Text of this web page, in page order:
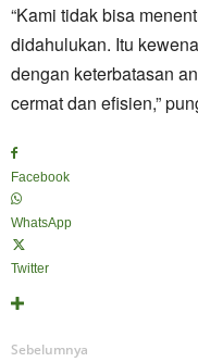
“Kami tidak bisa
didahulukan. Itu
dengan keterbatasan
cermat dan efisien,”
Facebook
WhatsApp
Twitter
Sebelumnya